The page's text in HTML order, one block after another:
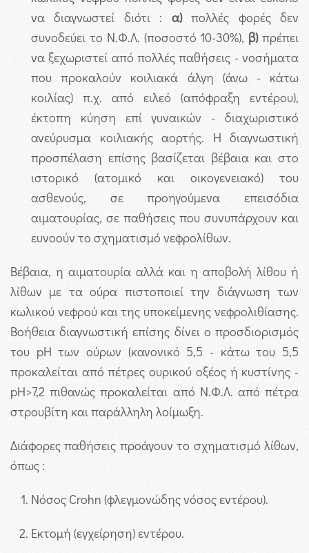
να διαγνωστεί διότι : α)πολλές φορές δεν
συνοδεύει το Ν.Φ.Λ. (ποσοστό 10-30%), β)πρέπει
να ξεχωριστεί από πολλές παθήσεις - νοσήματα
που προκαλούν κοιλιακά άλγη (άνω - κάτω
κοιλίας) π.χ. από ειλεό (απόφραξη εντέρου),
έκτοπη κύηση επί γυναικών - διαχωριστικό
ανεύρυσμα κοιλιακής αορτής. Η διαγνωστική
προσπέλαση επίσης βασίζεται βέβαια και στο
ιστορικό (ατομικό και οικογενειακό) του
ασθενούς, σε προηγούμενα επεισόδια
αιματουρίας, σε παθήσεις που συνυπάρχουν και
ευνοούν το σχηματισμό νεφρολίθων.
Βέβαια, η αιματουρία αλλά και η αποβολή λίθου ή
λίθων με τα ούρα πιστοποιεί την διάγνωση των
κωλικού νεφρού και της υποκείμενης νεφρολιθίασης.
Βοήθεια διαγνωστική επίσης δίνει ο προσδιορισμός
του pH των ούρων (κανονικό 5,5 - κάτω του 5,5
προκαλείται από πέτρες ουρικού οξέος ή κυστίνης -
pH>7,2 πιθανώς προκαλείται από Ν.Φ.Λ. από πέτρα
στρουβίτη και παράλληλη λοίμωξη.
Διάφορες παθήσεις προάγουν το σχηματισμό λίθων,
όπως :
Νόσος Crohn (φλεγμονώδης νόσος εντέρου).
Εκτομή (εγχείρηση) εντέρου.